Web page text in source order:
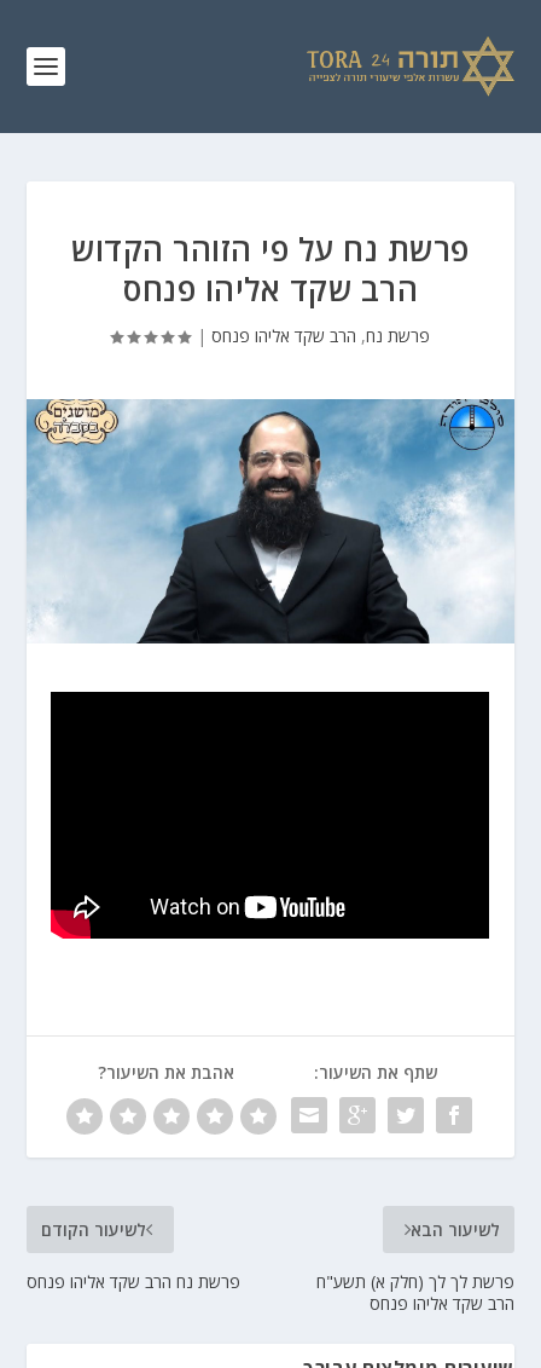
פרשת נח על פי הזוהר הקדוש
הרב שקד אליהו פנחס
פרשת נח, הרב שקד אליהו פנחס |
שתף את השיעור: אהבת את השיעור?
לשיעור הקודם
פרשת נח הרב שקד אליהו פנחס
לשיעור הבא
פרשת לך לך (חלק א) תשע"ח
הרב שקד אליהו פנחס